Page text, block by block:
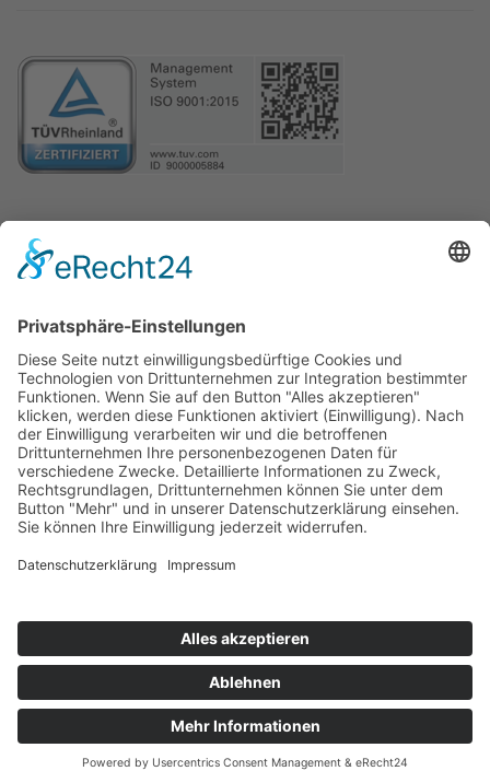
LEISTUNGEN
Lackierarbeiten
Karosseriearbeiten
Smart Repair
Miracle Ausbeulsystem
Klimaanlagen-Service
PRIVATSPHÄRE-EINSTELLUNGEN